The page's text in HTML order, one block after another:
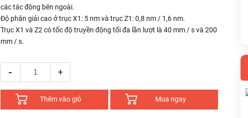
các tác động bên ngoài.
Độ phân giải cao ở trục X1: 5 nm và trục Z1: 0,8 nm / 1,6 nm.
Trục X1 và Z2 có tốc độ truyền động tối đa lần lượt là 40 mm / s và 200
mm / s.
- +
Thêm vào giỏ Mua ngay